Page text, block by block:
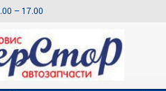
– 17.00